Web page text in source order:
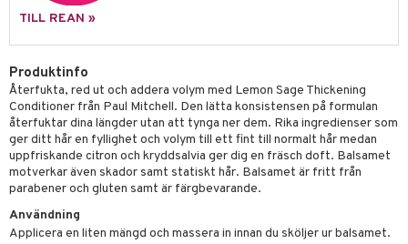
TILL REAN »
Produktinfo
Återfukta, red ut och addera volym med Lemon Sage Thickening
Conditioner från Paul Mitchell. Den lätta konsistensen på formulan
återfuktar dina längder utan att tynga ner dem. Rika ingredienser som
ger ditt hår en fyllighet och volym till ett fint till normalt hår medan
uppfriskande citron och kryddsalvia ger dig en fräsch doft. Balsamet
motverkar även skador samt statiskt hår. Balsamet är fritt från
parabener och gluten samt är färgbevarande.
Användning
Applicera en liten mängd och massera in innan du sköljer ur balsamet.
& Baby
produkter
utan sol
& tvål
shave balm
shave lotion
de cologne
de toilette
10
1: Rengöring
2: Exfoliering
3: Fukt
svar